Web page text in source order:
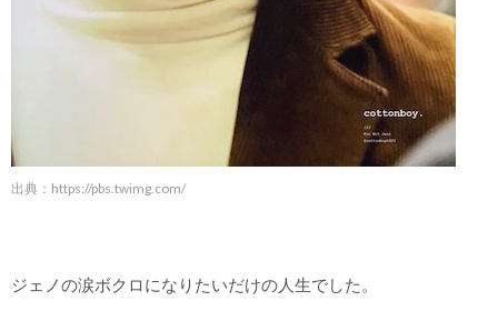
出典： https://pbs.twimg.com/
ジェノの涙ボクロになりたいだけの人生でした。